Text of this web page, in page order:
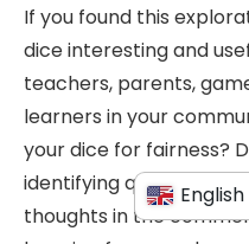
If you found this
dice interesting and
teachers, parents,
learners in your
your dice for fairness?
identifying quality
thoughts in the
English